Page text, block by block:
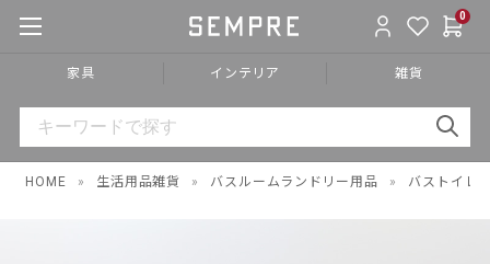
0
家具 インテリア 雑貨
HOME » 生活用品雑貨 » バスルームランドリー用品 » バストイレ